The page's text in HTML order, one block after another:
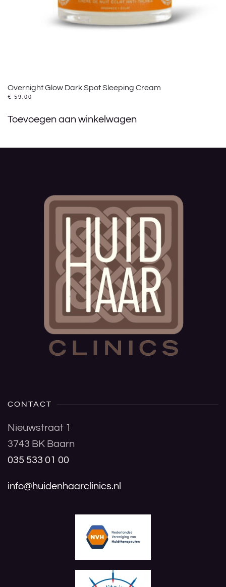
Overnight Glow Dark Spot Sleeping Cream
€ 59,00
Toevoegen aan winkelwagen
CONTACT
Nieuwstraat 1
3743 BK Baarn
035 533 01 00
info@huidenhaarclinics.nl